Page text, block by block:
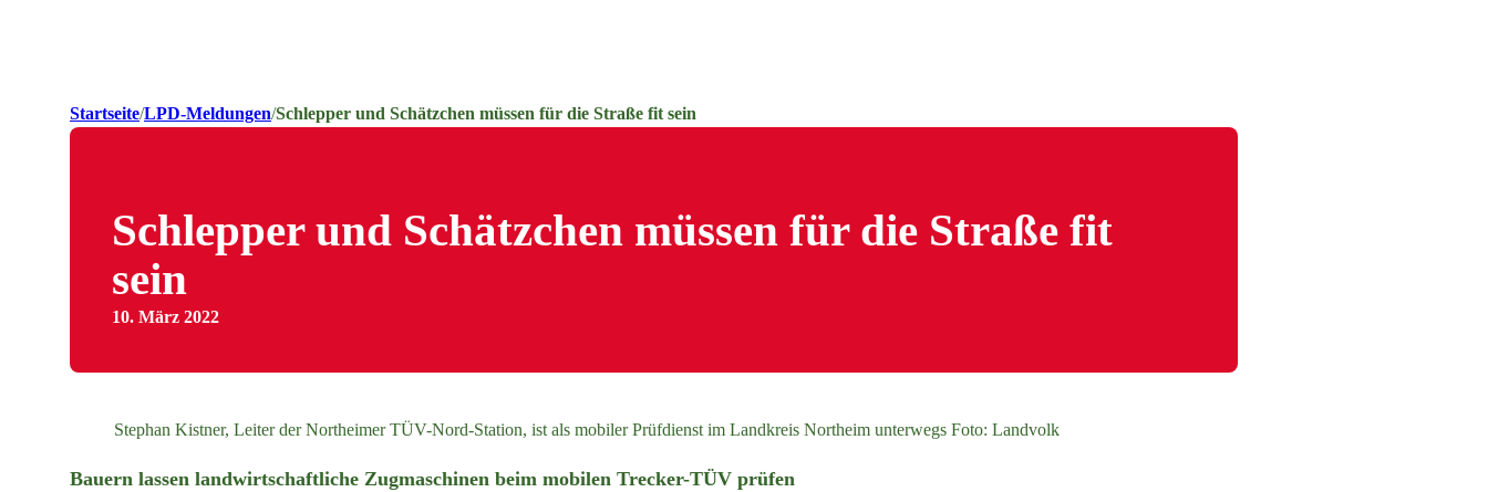
Startseite/LPD-Meldungen/Schlepper und Schätzchen müssen für die Straße fit sein
Schlepper und Schätzchen müssen für die Straße fit
sein
10. März 2022
Stephan Kistner, Leiter der Northeimer TÜV-Nord-Station, ist als mobiler Prüfdienst im Landkreis Northeim unterwegs Foto: Landvolk
Bauern lassen landwirtschaftliche Zugmaschinen beim mobilen Trecker-TÜV prüfen